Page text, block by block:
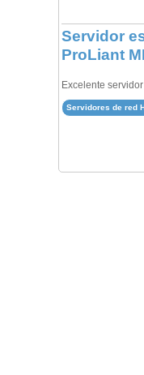
Servidor
ProLiant
Excelente
Servidores de red